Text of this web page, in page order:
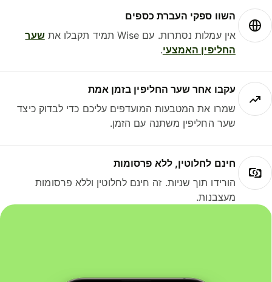
השוו ספקי העברת כספים
אין עמלות נסתרות. עם Wise תמיד תקבלו את
שער
החליפין האמצעי.
עקבו אחר שער החליפין בזמן אמת
שמרו את המטבעות המועדפים עליכם כדי לבדוק כיצד
שער החליפין משתנה עם הזמן.
חינם לחלוטין, ללא פרסומות
הורידו תוך שניות. זה חינם לחלוטין וללא פרסומות
מעצבנות.